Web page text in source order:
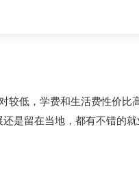
较低，学费和生活费性价比
是留在当地，都有不错的